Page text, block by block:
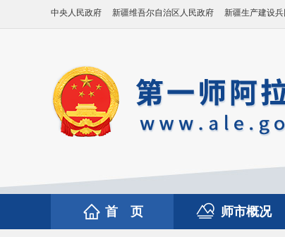
中央人民政府 新疆维吾尔自治区人民政府 新疆生产建设兵
首 页 师市概况